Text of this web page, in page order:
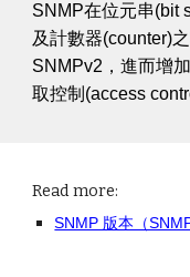
SNMP在位元串(bit
及計數器(counter)
SNMPv2，進而增
取控制(access
Read more:
SNMP 版本（